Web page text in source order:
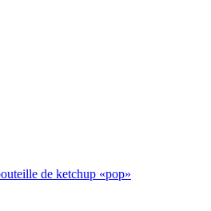
de ketchup «pop»